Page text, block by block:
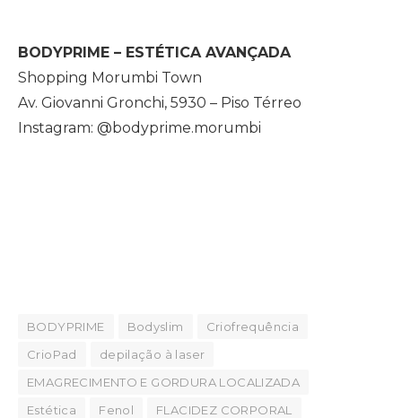
BODYPRIME – ESTÉTICA AVANÇADA
Shopping Morumbi Town
Av. Giovanni Gronchi, 5930 – Piso Térreo
Instagram: @bodyprime.morumbi
BODYPRIME Bodyslim
Criofrequência
CrioPad
depilação à laser
EMAGRECIMENTO E GORDURA LOCALIZADA
Estética
Fenol
FLACIDEZ CORPORAL